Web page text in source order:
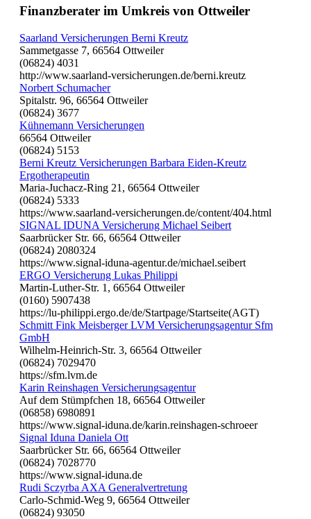
Finanzberater im Umkreis von Ottweiler
Saarland Versicherungen Berni Kreutz
Sammetgasse 7, 66564 Ottweiler
(06824) 4031
http://www.saarland-versicherungen.de/berni.kreutz
Norbert Schumacher
Spitalstr. 96, 66564 Ottweiler
(06824) 3677
Kühnemann Versicherungen
66564 Ottweiler
(06824) 5153
Berni Kreutz Versicherungen Barbara Eiden-Kreutz
Ergotherapeutin
Maria-Juchacz-Ring 21, 66564 Ottweiler
(06824) 5333
https://www.saarland-versicherungen.de/content/404.html
SIGNAL IDUNA Versicherung Michael Seibert
Saarbrücker Str. 66, 66564 Ottweiler
(06824) 2080324
https://www.signal-iduna-agentur.de/michael.seibert
ERGO Versicherung Lukas Philippi
Martin-Luther-Str. 1, 66564 Ottweiler
(0160) 5907438
https://lu-philippi.ergo.de/de/Startpage/Startseite(AGT)
Schmitt Fink Meisberger LVM Versicherungsagentur Sfm
GmbH
Wilhelm-Heinrich-Str. 3, 66564 Ottweiler
(06824) 7029470
https://sfm.lvm.de
Karin Reinshagen Versicherungsagentur
Auf dem Stümpfchen 18, 66564 Ottweiler
(06858) 6980891
https://www.signal-iduna.de/karin.reinshagen-schroeer
Signal Iduna Daniela Ott
Saarbrücker Str. 66, 66564 Ottweiler
(06824) 7028770
https://www.signal-iduna.de
Rudi Sczyrba AXA Generalvertretung
Carlo-Schmid-Weg 9, 66564 Ottweiler
(06824) 93050